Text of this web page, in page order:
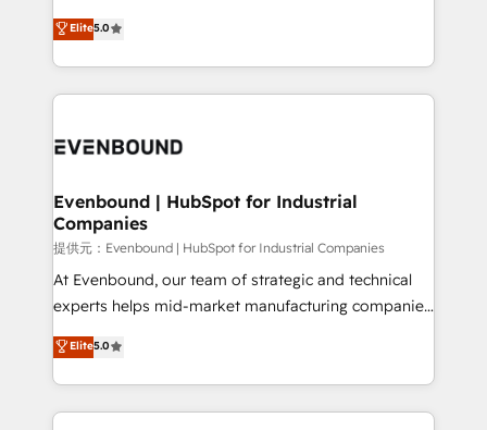
The synergies generated by these integrations,
together with the combination of talents, skills,
to accompany companies on their digital
helps mid-market revenue teams transform how
they sell, market, and serve. We don't just build your
HubSpot—we teach your team to own it, then stay
to help you keep winning. What We Do ⚙️ CRM
Data & Content 📈 Sales & Marketing Alignment +
Agent Creation 🔄 Custom Integrations & Data
Migration Why 1406 We become part of your team.
Your team learns while we build. We fix what others
broke. Built for mid-market reality—practical
solutions that work with your actual headcount and
HubSpot partners 🔄 Top 5% globally in client
retention 📅 8+ years of consistent results since 2017
Elite5.0
Evenbound | HubSpot for Industrial
Companies
提供元：Evenbound | HubSpot for Industrial Companies
At Evenbound, our team of strategic and technical
experts helps mid-market manufacturing companies
achieve real growth. We specialize in delivering
tailored solutions that drive results by leveraging
HubSpot’s platform and data to fuel success.
Technical Solutions: - HubSpot Technical Consulting -
Elite5.0